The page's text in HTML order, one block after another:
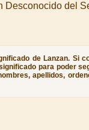
Desconocido del
de Lanzan. Si
para poder
apellidos,